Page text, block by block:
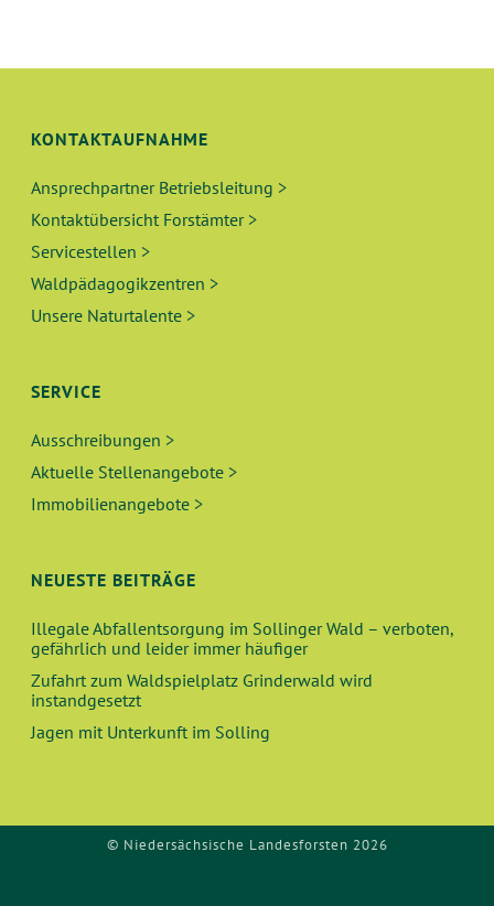
KONTAKTAUFNAHME
Ansprechpartner Betriebsleitung >
Kontaktübersicht Forstämter >
Servicestellen >
Waldpädagogikzentren >
Unsere Naturtalente >
SERVICE
Ausschreibungen >
Aktuelle Stellenangebote >
Immobilienangebote >
NEUESTE BEITRÄGE
Illegale Abfallentsorgung im Sollinger Wald – verboten,
gefährlich und leider immer häufiger
Zufahrt zum Waldspielplatz Grinderwald wird
instandgesetzt
Jagen mit Unterkunft im Solling
© Niedersächsische Landesforsten 2026